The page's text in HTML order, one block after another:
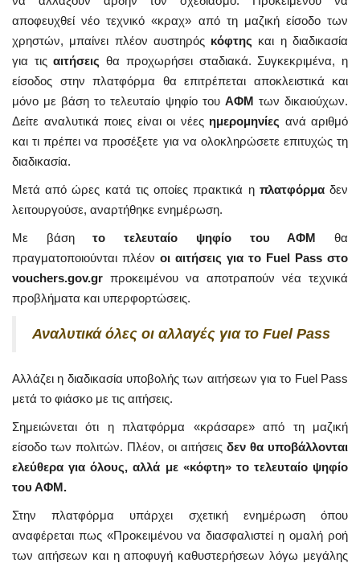
αποφευχθεί νέο τεχνικό «κραχ» από τη μαζική είσοδο των
χρηστών, μπαίνει πλέον αυστηρός κόφτης και η διαδικασία
για τιςαιτήσεις θα προχωρήσει σταδιακά. Συγκεκριμένα, η
είσοδος στην πλατφόρμα θα επιτρέπεται αποκλειστικά και
μόνο με βάση το τελευταίο ψηφίο του ΑΦΜ των δικαιούχων.
Δείτε αναλυτικά ποιες είναι οι νέες ημερομηνίες ανά αριθμό
και τι πρέπει να προσέξετε για να ολοκληρώσετε επιτυχώς τη
διαδικασία.
Μετά από ώρες κατά τις οποίες πρακτικά η πλατφόρμαδεν
λειτουργούσε, αναρτήθηκε ενημέρωση.
Με βάσητο τελευταίο ψηφίο του ΑΦΜ θα
πραγματοποιούνται πλέον οι αιτήσεις για το Fuel Pass στο
vouchers.gov.gr προκειμένου να αποτραπούν νέα τεχνικά
προβλήματα και υπερφορτώσεις.
Αναλυτικά όλες οι αλλαγές για το Fuel Pass
Αλλάζει η διαδικασία υποβολής των αιτήσεων για το Fuel Pass
μετά το φιάσκο με τις αιτήσεις.
Σημειώνεται ότι η πλατφόρμα «κράσαρε» από τη μαζική
είσοδο των πολιτών. Πλέον, οι αιτήσεις δεν θα υποβάλλονται
ελεύθερα για όλους, αλλά με «κόφτη» το τελευταίο ψηφίο
του ΑΦΜ.
Στην πλατφόρμα υπάρχει σχετική ενημέρωση όπου
αναφέρεται πως «Προκειμένου να διασφαλιστεί η ομαλή ροή
των αιτήσεων και η αποφυγή καθυστερήσεων λόγω μεγάλης